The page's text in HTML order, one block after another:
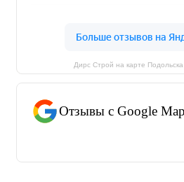
Дирс Строй на карте
Отзывы с Google